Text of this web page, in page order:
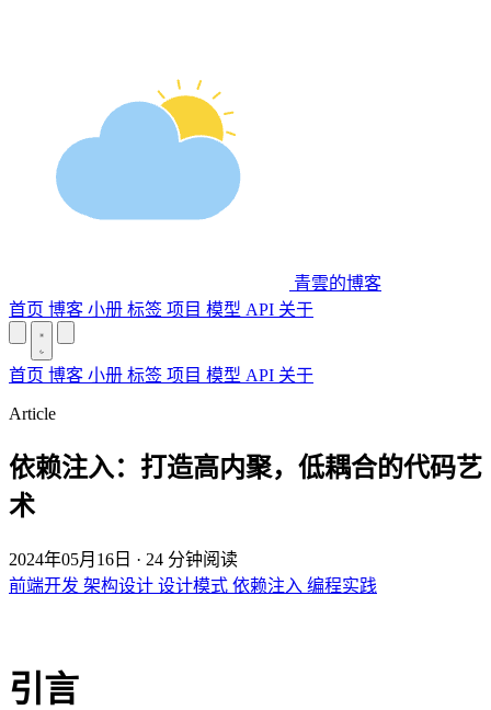
青雲的博客
首页 博客 小册 标签 项目 模型 API 关于
首页 博客 小册 标签 项目 模型 API 关于
Article
依赖注入：打造高内聚，低耦合的代码艺
术
2024年05月16日 · 24 分钟阅读
前端开发 架构设计 设计模式 依赖注入 编程实践
引言